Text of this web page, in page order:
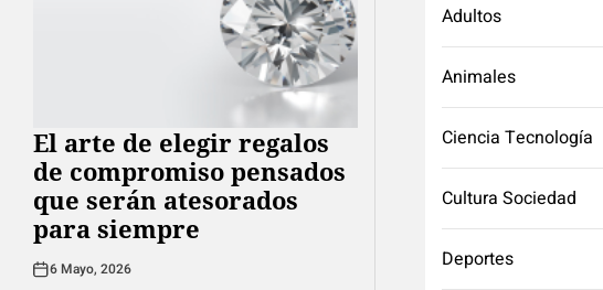
El arte de elegir regalos
de compromiso pensados
que serán atesorados
para siempre
6 Mayo, 2026
Adultos
Animales
Ciencia Tecnología
Cultura Sociedad
Deportes